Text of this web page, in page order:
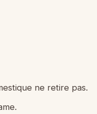
ne retire pas.